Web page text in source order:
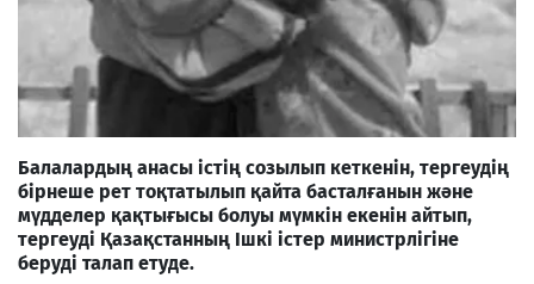
Балалардың анасы істің созылып кеткенін, тергеудің
бірнеше рет тоқтатылып қайта басталғанын және
мүдделер қақтығысы болуы мүмкін екенін айтып,
тергеуді Қазақстанның Ішкі істер министрлігіне
беруді талап етуде.